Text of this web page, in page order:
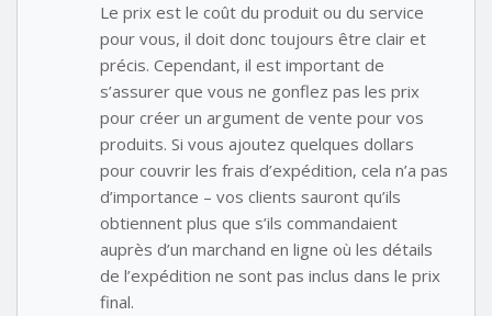
Le prix est le coût du produit ou du service
pour vous, il doit donc toujours être clair et
précis. Cependant, il est important de
s’assurer que vous ne gonflez pas les prix
pour créer un argument de vente pour vos
produits. Si vous ajoutez quelques dollars
pour couvrir les frais d’expédition, cela n’a pas
d’importance – vos clients sauront qu’ils
obtiennent plus que s’ils commandaient
auprès d’un marchand en ligne où les détails
de l’expédition ne sont pas inclus dans le prix
final.